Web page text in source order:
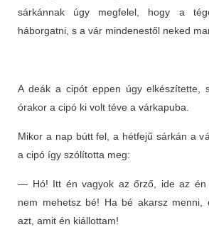
sárkánnak úgy megfelel, hogy a
háborgatni, s a vár mindenestől neked
A deák a cipót eppen úgy elkészítette,
órakor a cipó ki volt téve a várkapuba.
Mikor a nap bútt fel, a hétfejű sárkán a
a cipó így szólította meg:
— Hó! Itt én vagyok az őrző, ide az én
nem mehetsz bé! Ha bé akarsz menni,
azt, amit én kiállottam!